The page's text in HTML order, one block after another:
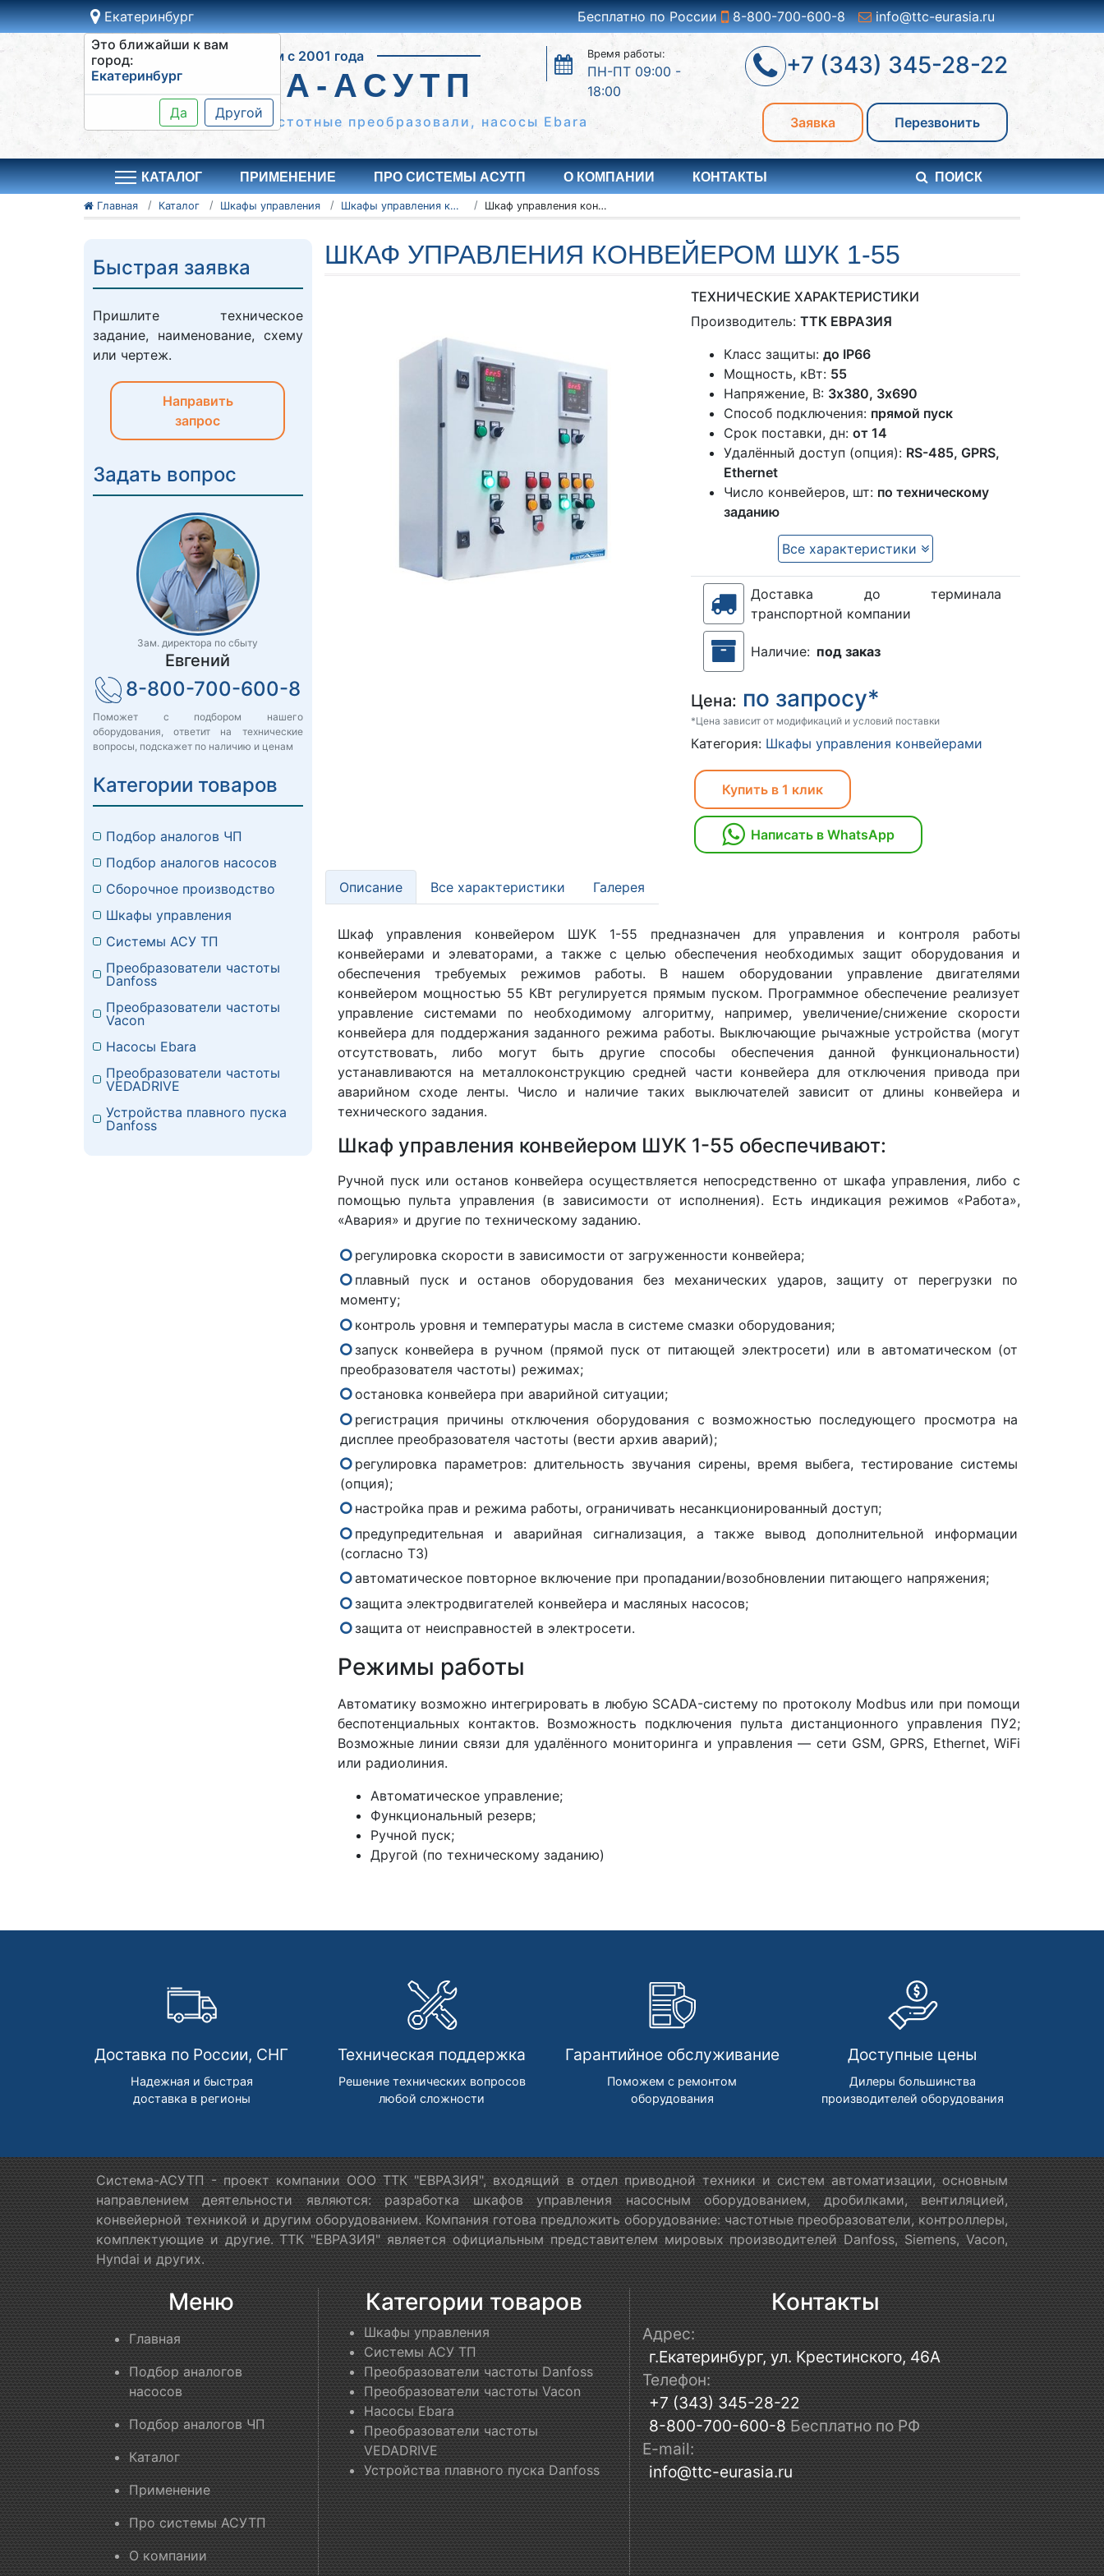
Екатеринбург
Это ближайши к вам
город:
Екатеринбург
Да Другой
Бесплатно по России 8-800-700-600-8 info@ttc-eurasia.ru
Работаем с 2001 года
СИСТЕМА-АСУТП
Время работы:
ПН-ПТ 09:00 -
18:00
Шкафы управления, частотные преобразовали, насосы Ebara
+7 (343) 345-28-22
Заявка Перезвонить
КАТАЛОГ ПРИМЕНЕНИЕ ПРО СИСТЕМЫ АСУТП О КОМПАНИИ КОНТАКТЫ ПОИСК
Главная Каталог Шкафы управления Шкафы управления конвейерами Шкаф управления конвейером ШУК 1-55
ШКАФ УПРАВЛЕНИЯ КОНВЕЙЕРОМ ШУК 1-55
ТЕХНИЧЕСКИЕ ХАРАКТЕРИСТИКИ
Производитель:ТТК ЕВРАЗИЯ
Класс защиты:до IP66
Мощность, кВт: 55
Напряжение, В: 3х380, 3х690
Способ подключения: прямой пуск
Срок поставки, дн:от 14
Удалённый доступ (опция): RS-485, GPRS,
Ethernet
Число конвейеров, шт: по техническому
заданию
Все характеристики
Доставка до терминала
транспортной компании
Наличие: под заказ
Цена: по запросу*
*Цена зависит от модификаций и условий поставки
Категория: Шкафы управления конвейерами
Купить в 1 клик
Написать в WhatsApp
Описание Все характеристики Галерея
Шкаф управления конвейером ШУК 1-55 предназначен для управления и контроля работы
конвейерами и элеваторами, а также с целью обеспечения необходимых защит оборудования и
обеспечения требуемых режимов работы. В нашем оборудовании управление двигателями
конвейером мощностью 55 КВт регулируется прямым пуском. Программное обеспечение реализует
управление системами по необходимому алгоритму, например, увеличение/снижение скорости
конвейера для поддержания заданного режима работы. Выключающие рычажные устройства (могут
отсутствовать, либо могут быть другие способы обеспечения данной функциональности)
устанавливаются на металлоконструкцию средней части конвейера для отключения привода при
аварийном сходе ленты. Число и наличие таких выключателей зависит от длины конвейера и
технического задания.
Шкаф управления конвейером ШУК 1-55 обеспечивают:
Ручной пуск или останов конвейера осуществляется непосредственно от шкафа управления, либо с
помощью пульта управления (в зависимости от исполнения). Есть индикация режимов «Работа»,
«Авария» и другие по техническому заданию.
регулировка скорости в зависимости от загруженности конвейера;
плавный пуск и останов оборудования без механических ударов, защиту от перегрузки по
моменту;
контроль уровня и температуры масла в системе смазки оборудования;
запуск конвейера в ручном (прямой пуск от питающей электросети) или в автоматическом (от
преобразователя частоты) режимах;
остановка конвейера при аварийной ситуации;
регистрация причины отключения оборудования с возможностью последующего просмотра на
дисплее преобразователя частоты (вести архив аварий);
регулировка параметров: длительность звучания сирены, время выбега, тестирование системы
(опция);
настройка прав и режима работы, ограничивать несанкционированный доступ;
предупредительная и аварийная сигнализация, а также вывод дополнительной информации
(согласно ТЗ)
автоматическое повторное включение при пропадании/возобновлении питающего напряжения;
защита электродвигателей конвейера и масляных насосов;
защита от неисправностей в электросети.
Режимы работы
Автоматику возможно интегрировать в любую SCADA-систему по протоколу Modbus или при помощи
беспотенциальных контактов. Возможность подключения пульта дистанционного управления ПУ2;
Возможные линии связи для удалённого мониторинга и управления — сети GSM, GPRS, Ethernet, WiFi
или радиолиния.
Автоматическое управление;
Функциональный резерв;
Ручной пуск;
Другой (по техническому заданию)
Быстрая заявка
Пришлите техническое
задание, наименование, схему
или чертеж.
Направить
запрос
Задать вопрос
Зам. директора по сбыту
Евгений
8-800-700-600-8
Поможет с подбором нашего
оборудования, ответит на технические
вопросы, подскажет по наличию и ценам
Категории товаров
Подбор аналогов ЧП
Подбор аналогов насосов
Сборочное производство
Шкафы управления
Системы АСУ ТП
Преобразователи частоты
Danfoss
Преобразователи частоты
Vacon
Насосы Ebara
Преобразователи частоты
VEDADRIVE
Устройства плавного пуска
Danfoss
Доставка по России, СНГ
Надежная и быстрая
доставка в регионы
Техническая поддержка
Решение технических вопросов
любой сложности
Гарантийное обслуживание
Поможем с ремонтом
оборудования
Доступные цены
Дилеры большинства
производителей оборудования
Система-АСУТП - проект компании ООО ТТК "ЕВРАЗИЯ", входящий в отдел приводной техники и систем автоматизации, основным
направлением деятельности являются: разработка шкафов управления насосным оборудованием, дробилками, вентиляцией,
конвейерной техникой и другим оборудованием. Компания готова предложить оборудование: частотные преобразователи, контроллеры,
комплектующие и другие. ТТК "ЕВРАЗИЯ" является официальным представителем мировых производителей Danfoss, Siemens, Vacon,
Hyndai и других.
Меню
Главная
Подбор аналогов
насосов
Подбор аналогов ЧП
Каталог
Применение
Про системы АСУТП
О компании
Категории товаров
Шкафы управления
Системы АСУ ТП
Преобразователи частоты Danfoss
Преобразователи частоты Vacon
Насосы Ebara
Преобразователи частоты
VEDADRIVE
Устройства плавного пуска Danfoss
Контакты
Адрес:
г.Екатеринбург, ул. Крестинского, 46А
Телефон:
+7 (343) 345-28-22
8-800-700-600-8 Бесплатно по РФ
E-mail:
info@ttc-eurasia.ru